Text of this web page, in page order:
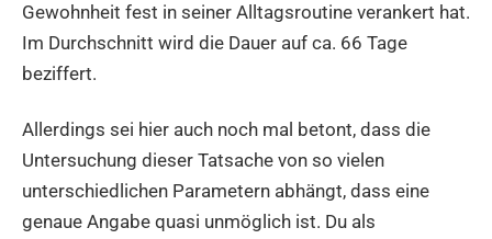
Gewohnheit fest in seiner Alltagsroutine verankert hat.
Im Durchschnitt wird die Dauer auf ca. 66 Tage
beziffert.
Allerdings sei hier auch noch mal betont, dass die
Untersuchung dieser Tatsache von so vielen
unterschiedlichen Parametern abhängt, dass eine
genaue Angabe quasi unmöglich ist. Du als